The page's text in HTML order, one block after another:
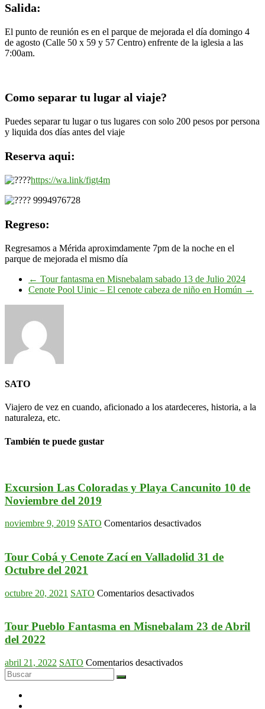
Salida:
El punto de reunión es en el parque de mejorada el día domingo 4
de agosto (Calle 50 x 59 y 57 Centro) enfrente de la iglesia a las
7:00am.
Como separar tu lugar al viaje?
Puedes separar tu lugar o tus lugares con solo 200 pesos por persona
y liquida dos días antes del viaje
Reserva aqui:
https://wa.link/figt4m
9994976728
Regreso:
Regresamos a Mérida aproximdamente 7pm de la noche en el
parque de mejorada el mismo día
← Tour fantasma en Misnebalam sabado 13 de Julio 2024
Cenote Pool Uinic – El cenote cabeza de niño en Homún →
SATO
Viajero de vez en cuando, aficionado a los atardeceres, historia, a la
naturaleza, etc.
También te puede gustar
Excursion Las Coloradas y Playa Cancunito 10 de
Noviembre del 2019
noviembre 9, 2019 SATO Comentarios desactivadosen
Coloradas
y
del
Tour Cobá y Cenote Zací en Valladolid 31 de
Octubre del 2021
octubre 20, 2021 SATO Comentarios desactivadosen
y
Tour Pueblo Fantasma en Misnebalam 23 de Abril
del 2022
abril 21, 2022 SATO Comentarios desactivadosen